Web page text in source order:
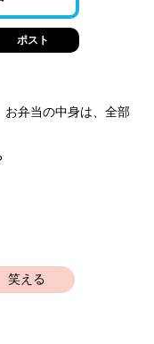
ポスト
お弁当の中身は、全部
笑える